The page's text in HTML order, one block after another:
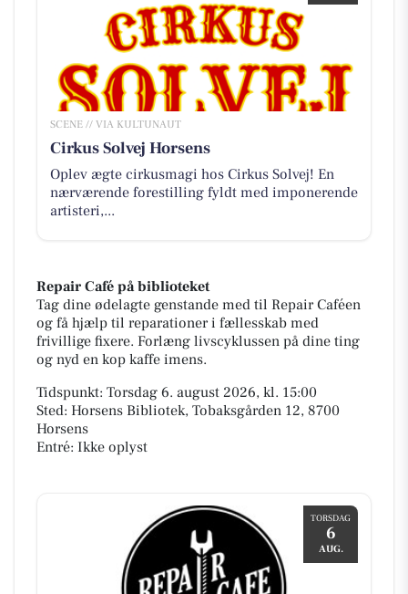
SCENE // VIA KULTUNAUT
Cirkus Solvej Horsens
Oplev ægte cirkusmagi hos Cirkus Solvej! En
nærværende forestilling fyldt med imponerende
artisteri,...
Repair Café på biblioteket
Tag dine ødelagte genstande med til Repair Caféen
og få hjælp til reparationer i fællesskab med
frivillige fixere. Forlæng livscyklussen på dine ting
og nyd en kop kaffe imens.
Tidspunkt: Torsdag 6. august 2026, kl. 15:00
Sted: Horsens Bibliotek, Tobaksgården 12, 8700
Horsens
Entré: Ikke oplyst
TORSDAG
6
AUG.